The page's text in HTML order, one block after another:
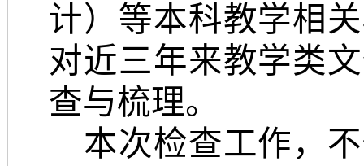
计）等本科教学相
对近三年来教学类
查与梳理。
本次检查工作，